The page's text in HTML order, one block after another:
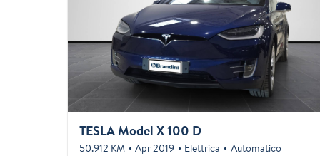
TESLA Model X 100 D
50.912 KM Apr 2019 Elettrica Automatico